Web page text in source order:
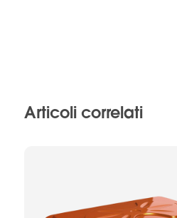
Articoli correlati